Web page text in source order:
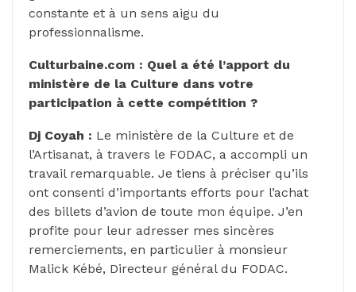
constante et à un sens aigu du
professionnalisme.
Culturbaine.com : Quel a été l’apport du
ministère de la Culture dans votre
participation à cette compétition ?
Dj Coyah : Le ministère de la Culture et de
l’Artisanat, à travers le FODAC, a accompli un
travail remarquable. Je tiens à préciser qu’ils
ont consenti d’importants efforts pour l’achat
des billets d’avion de toute mon équipe. J’en
profite pour leur adresser mes sincères
remerciements, en particulier à monsieur
Malick Kébé, Directeur général du FODAC.